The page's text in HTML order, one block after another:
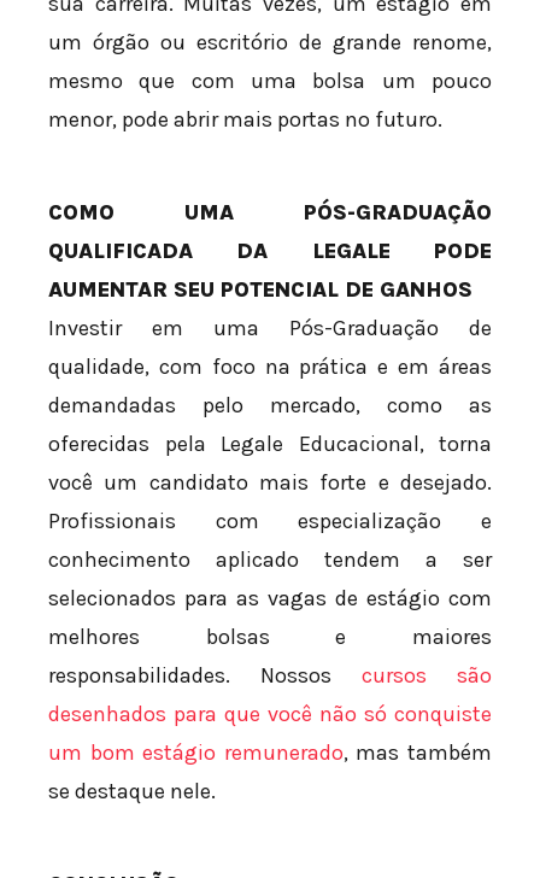
um órgão ou escritório de grande renome,
mesmo que com uma bolsa um pouco
menor, pode abrir mais portas no futuro.
COMO UMA PÓS-GRADUAÇÃO
QUALIFICADA DA LEGALE PODE
AUMENTAR SEU POTENCIAL DE GANHOS
Investir em uma Pós-Graduação de
qualidade, com foco na prática e em áreas
demandadas pelo mercado, como as
oferecidas pela Legale Educacional, torna
você um candidato mais forte e desejado.
Profissionais com especialização e
conhecimento aplicado tendem a ser
selecionados para as vagas de estágio com
melhores bolsas e maiores
responsabilidades. Nossos cursos são
desenhados para que você não só conquiste
um bom estágio remunerado, mas também
se destaque nele.